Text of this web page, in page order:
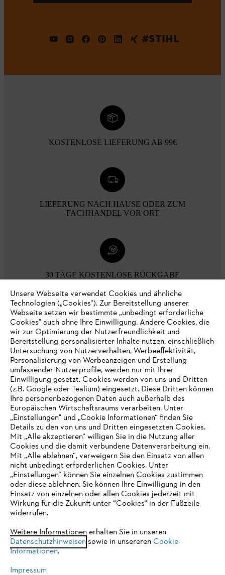
#STIHL
KOSTENLOSE LIEFERUNG AB 99€
LIEFERUNG NACH HAUSE ODER ZUM
FACHHANDEL VOR ORT
30 TAGE KOSTENLOSE RÜCKGABE
Zahlungsmöglichkeiten
Unternehmen
Online Shop
Service
Allgemeine Geschäftsbedingungen
IHR BROWSER WIRD NICHT
UNTERSTÜTZT
eine optimale Nutzung unserer Seite empfehlen wir Ihnen, zu
einem der folgenden Browser zu wechseln:
Unsere Webseite verwendet Cookies und ähnliche
Technologien („Cookies“). Zur Bereitstellung unserer
Webseite setzen wir bestimmte „unbedingt erforderliche
Cookies" auch ohne Ihre Einwilligung. Andere Cookies, die
wir zur Optimierung der Nutzerfreundlichkeit und
Bereitstellung personalisierter Inhalte nutzen, einschließlich
Untersuchung von Nutzerverhalten, Werbeeffektivität,
Personalisierung von Werbeanzeigen und Erstellung
umfassender Nutzerprofile, werden nur mit Ihrer
Einwilligung gesetzt. Cookies werden von uns und Dritten
(z.B. Google oder Tealium) eingesetzt. Diese Dritten können
Ihre personenbezogenen Daten auch außerhalb des
Europäischen Wirtschaftsraums verarbeiten. Unter
„Einstellungen" und „Cookie Informationen“ finden Sie
Details zu den von uns und Dritten eingesetzten Cookies.
Mit „Alle akzeptieren“ willigen Sie in die Nutzung aller
Cookies und die damit verbundene Datenverarbeitung ein.
Mit „Alle ablehnen“, verweigern Sie den Einsatz von allen
nicht unbedingt erforderlichen Cookies. Unter
„Einstellungen“ können Sie einzelnen Cookies zustimmen
oder diese ablehnen. Sie können Ihre Einwilligung in den
Einsatz von einzelnen oder allen Cookies jederzeit mit
Wirkung für die Zukunft unter “Cookies“ in der Fußzeile
widerrufen.
Weitere Informationen erhalten Sie in unseren
Datenschutzhinweisensowie in unsereren Cookie-
Informationen.
Impressum